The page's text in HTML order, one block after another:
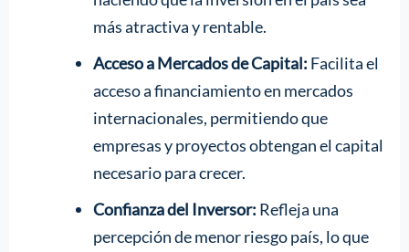
más atractiva y rentable.
Acceso a Mercados de Capital: Facilita el
acceso a financiamiento en mercados
internacionales, permitiendo que
empresas y proyectos obtengan el capital
necesario para crecer.
Confianza del Inversor: Refleja una
percepción de menor riesgo país, lo que